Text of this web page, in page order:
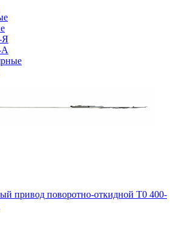
Я
А
привод поворотно-откидной T0 400-